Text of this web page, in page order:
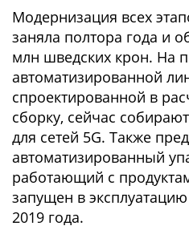
Модернизация всех
заняла полтора года и
млн шведских крон. На
автоматизированной
спроектированной в
сборку, сейчас
для сетей 5G. Также
автоматизированный
работающий с
запущен в
2019 года.